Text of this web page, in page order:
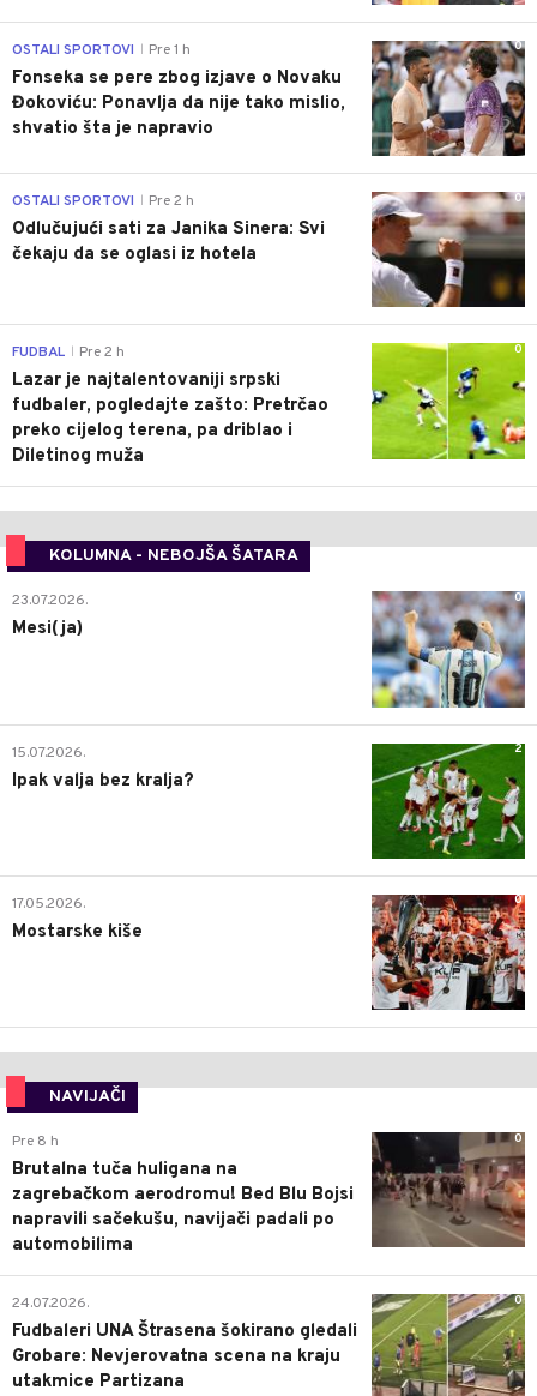
0
OSTALI SPORTOVI Pre 1 h
Fonseka se pere zbog izjave o Novaku
Đokoviću: Ponavlja da nije tako mislio,
shvatio šta je napravio
0
OSTALI SPORTOVI Pre 2 h
Odlučujući sati za Janika Sinera: Svi
čekaju da se oglasi iz hotela
0
FUDBAL Pre 2 h
Lazar je najtalentovaniji srpski
fudbaler, pogledajte zašto: Pretrčao
preko cijelog terena, pa driblao i
Diletinog muža
KOLUMNA - NEBOJŠA ŠATARA
0
23.07.2026.
Mesi(ja)
2
15.07.2026.
Ipak valja bez kralja?
0
17.05.2026.
Mostarske kiše
NAVIJAČI
0
Pre 8 h
Brutalna tuča huligana na
zagrebačkom aerodromu! Bed Blu Bojsi
napravili sačekušu, navijači padali po
automobilima
0
24.07.2026.
Fudbaleri UNA Štrasena šokirano gledali
Grobare: Nevjerovatna scena na kraju
utakmice Partizana